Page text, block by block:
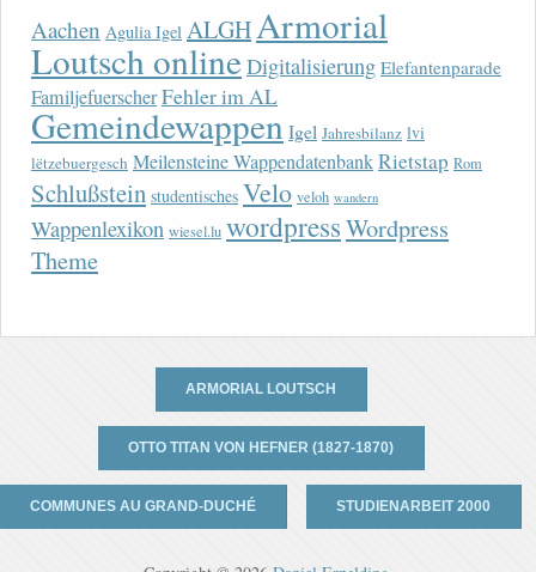
Aachen Agulia Igel ALGHArmorial
Loutsch onlineDigitalisierung Elefantenparade
FamiljefuerscherFehler im AL
Gemeindewappen Igel Jahresbilanz lvi
lëtzebuergesch Meilensteine WappendatenbankRietstap Rom
Schlußstein studentisches Velo veloh wandern
Wappenlexikon wiesel.lu wordpressWordpress
Theme
ARMORIAL LOUTSCH
OTTO TITAN VON HEFNER (1827-1870)
COMMUNES AU GRAND-DUCHÉ STUDIENARBEIT 2000